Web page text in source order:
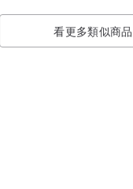
看更多類似商品